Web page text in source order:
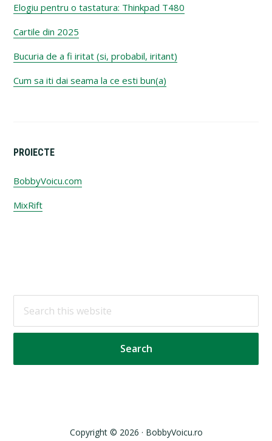
Elogiu pentru o tastatura: Thinkpad T480
Cartile din 2025
Bucuria de a fi iritat (si, probabil, iritant)
Cum sa iti dai seama la ce esti bun(a)
PROIECTE
BobbyVoicu.com
MixRift
Footer
this
website
Copyright © 2026 · BobbyVoicu.ro